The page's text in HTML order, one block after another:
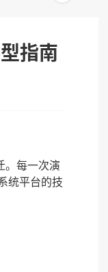
指南
。每一次演
统平台的技